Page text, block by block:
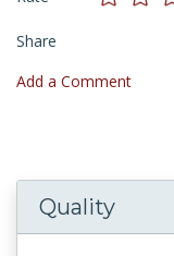
Share
Add a Comment
Quality